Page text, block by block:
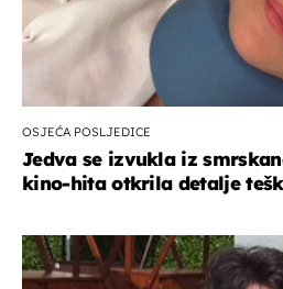
OSJEĆA POSLJEDICE
Jedva se izvukla iz
kino-hita otkrila detalje